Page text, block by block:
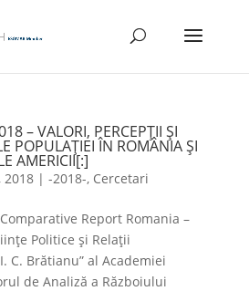
– VALORI, PERCEPŢII ŞI
POPULAŢIEI ÎN ROMÂNIA ŞI
AMERICII[:]
2018| -2018-, Cercetari
Report Romania –
Politice și Relații
C. Brătianu” al Academiei
de Analiză a Războiului